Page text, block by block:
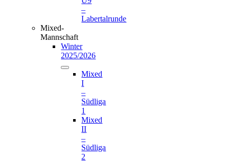
–
Labertalrunde
Mixed-
Mannschaft
Winter
2025/2026
Mixed
I
–
Südliga
1
Mixed
II
–
Südliga
2